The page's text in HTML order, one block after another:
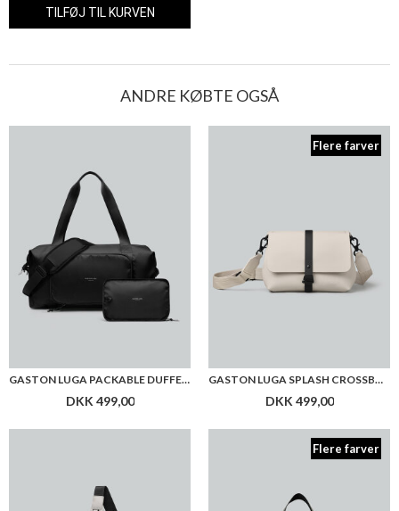
ANDRE KØBTE OGSÅ
GASTON LUGA PACKABLE DUFFEL BAG
DKK 499,00
Flere farver
GASTON LUGA SPLASH CROSSBODY BAG
DKK 499,00
Flere farver